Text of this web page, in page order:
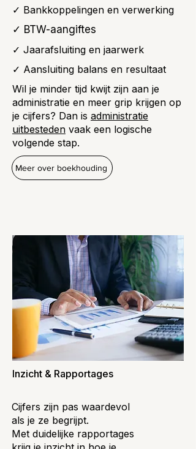
✓ Bankkoppelingen en verwerking
✓ BTW-aangiftes
✓ Jaarafsluiting en jaarwerk
✓ Aansluiting balans en resultaat
Wil je minder tijd kwijt zijn aan je
administratie en meer grip krijgen op
je cijfers? Dan is administratie
uitbesteden vaak een logische
volgende stap.
Meer over boekhouding
Inzicht & Rapportages
Cijfers zijn pas waardevol
als je ze begrijpt.
Met duidelijke rapportages